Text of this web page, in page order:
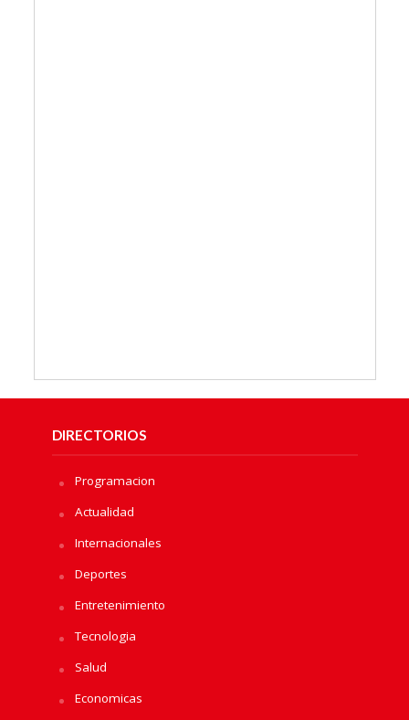
DIRECTORIOS
Programacion
Actualidad
Internacionales
Deportes
Entretenimiento
Tecnologia
Salud
Economicas